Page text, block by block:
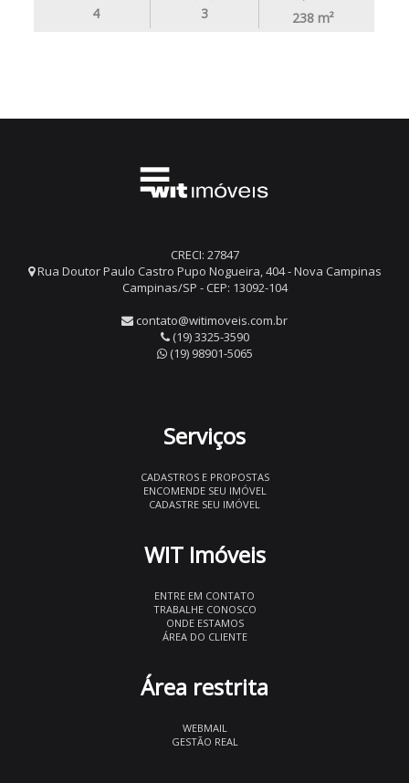
4 3 238 m²
CRECI: 27847
Rua Doutor Paulo Castro Pupo Nogueira, 404 - Nova Campinas
Campinas/SP - CEP: 13092-104
contato@witimoveis.com.br
(19) 3325-3590
(19) 98901-5065
Serviços
CADASTROS E PROPOSTAS
ENCOMENDE SEU IMÓVEL
CADASTRE SEU IMÓVEL
WIT Imóveis
ENTRE EM CONTATO
TRABALHE CONOSCO
ONDE ESTAMOS
ÁREA DO CLIENTE
Área restrita
WEBMAIL
GESTÃO REAL